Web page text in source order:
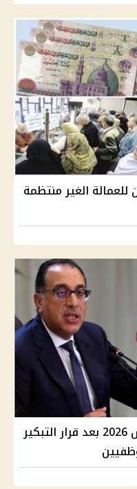
الغير منتظمة
موعد قبض مرتبات فبراير ومارس 2026 بعد قرار التبكير